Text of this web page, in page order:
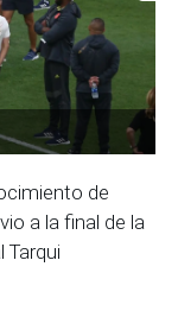
de
a la final de la
Tarqui